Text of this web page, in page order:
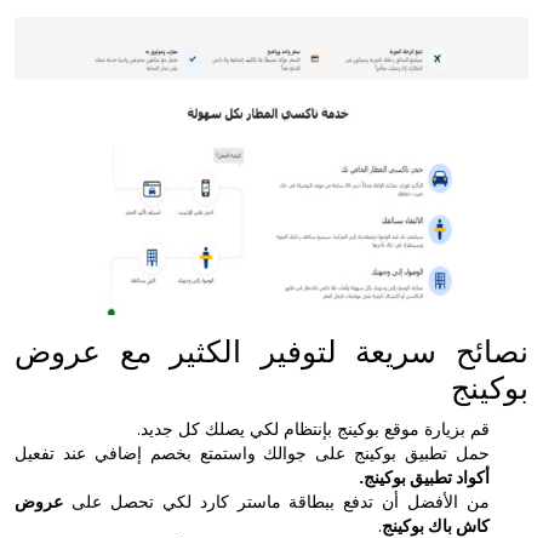
نصائح سريعة لتوفير الكثير مع عروض
بوكينج
قم بزيارة موقع بوكينج بإنتظام لكي يصلك كل جديد.
حمل تطبيق بوكينج على جوالك واستمتع بخصم إضافي عند تفعيل
أكواد تطبيق بوكينج.
من الأفضل أن تدفع ببطاقة ماستر كارد لكي تحصل على عروض
كاش باك بوكينج.